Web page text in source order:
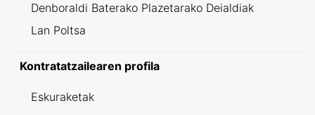
Denboraldi Baterako Plazetarako Deialdiak
Lan Poltsa
Kontratatzailearen profila
Eskuraketak